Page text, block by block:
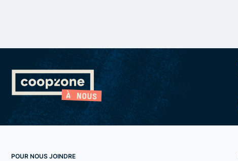
POUR NOUS JOINDRE